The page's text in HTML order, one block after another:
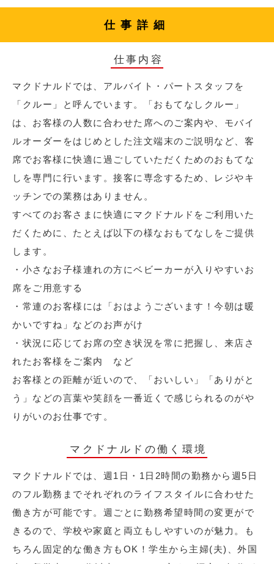
仕事詳細
仕事内容
マクドナルドでは、アルバイト・パートスタッフを
「クルー」と呼んでいます。「おもてなしクルー」
は、お客様の人数に合わせた席へのご案内や、モバイ
ルオーダーをはじめとした注文端末のご説明など、客
席でお客様に快適に過ごしていただくためのおもてな
しを専門に行います。接客に専念するため、レジやキ
ッチンでの業務はありません。
すべてのお客さまに快適にマクドナルドをご利用いた
だくために、たとえば以下の様なおもてなしをご提供
します。
・小さなお子様連れの方にベビーカーが入りやすいお
席をご用意する
・常連のお客様には「おはようございます！今朝は暖
かいですね」などのお声がけ
・状況に応じてお席の空き状況を常に把握し、来店さ
れたお客様をご案内 など
お客様との距離が近いので、「おいしい」「ありがと
う」などの言葉や笑顔を一番近くで感じられるのがや
りがいのお仕事です。
マクドナルドの働く環境
マクドナルドでは、週1日・1日2時間の勤務から週5日
のフル勤務までそれぞれのライフスタイルに合わせた
働き方が可能です。週ごとに勤務希望時間の変更がで
きるので、学校や家庭と両立もしやすいのが魅力。も
ちろん固定的な働き方もOK！学生から主婦(夫)、外国